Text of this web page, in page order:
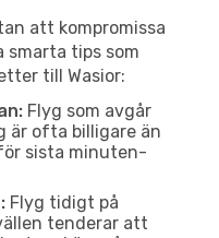
att kompromissa
smarta tips som
till Wasior:
Flyg som avgår
är ofta billigare än
sista minuten-
Flyg tidigt på
tenderar att